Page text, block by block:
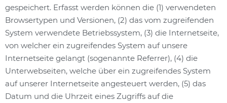
gespeichert. Erfasst werden können die (1) verwendeten
Browsertypen und Versionen, (2) das vom zugreifenden
System verwendete Betriebssystem, (3) die Internetseite,
von welcher ein zugreifendes System auf unsere
Internetseite gelangt (sogenannte Referrer), (4) die
Unterwebseiten, welche über ein zugreifendes System
auf unserer Internetseite angesteuert werden, (5) das
Datum und die Uhrzeit eines Zugriffs auf die